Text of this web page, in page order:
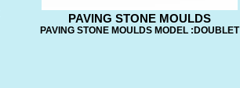
PAVING STONE MOULDS
PAVING STONE MOULDS MODEL :DOUBLET